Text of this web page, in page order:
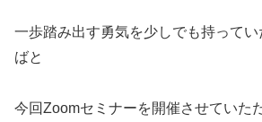
一歩踏み出す勇気を少しでも持って
ばと
今回Zoomセミナーを開催させていた